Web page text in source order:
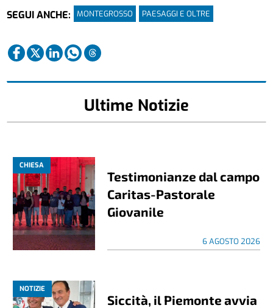
SEGUI ANCHE:
MONTEGROSSO PAESAGGI E OLTRE
Ultime Notizie
CHIESA
Testimonianze dal campo
Caritas-Pastorale
Giovanile
6 AGOSTO 2026
NOTIZIE
Siccità, il Piemonte avvia